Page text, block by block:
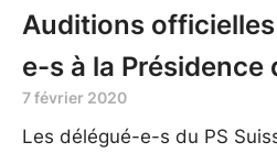
Auditions
e-s à la Présidence
7 février 2020
Les délégué-e-s du PS